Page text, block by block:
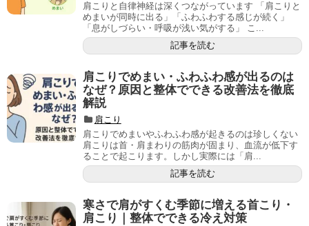
肩こりと自律神経は深くつながっています 「肩こりと
めまいが同時に出る」「ふわふわする感じが続く」
「息がしづらい・呼吸が浅い気がする」 こ...
記事を読む
肩こりでめまい・ふわふわ感が出るのは
なぜ？原因と整体でできる改善法を徹底
解説
肩こり
肩こりでめまいやふわふわ感が起きるのは珍しくない
肩こりは首・肩まわりの筋肉が固まり、血流が低下す
ることで起こります。しかし実際には「肩...
記事を読む
寒さで肩がすくむ季節に増える首こり・
肩こり｜整体でできる冷え対策